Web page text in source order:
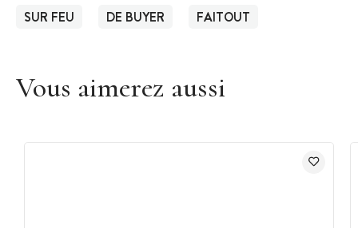
SUR FEU DE BUYER FAITOUT
Vous aimerez aussi